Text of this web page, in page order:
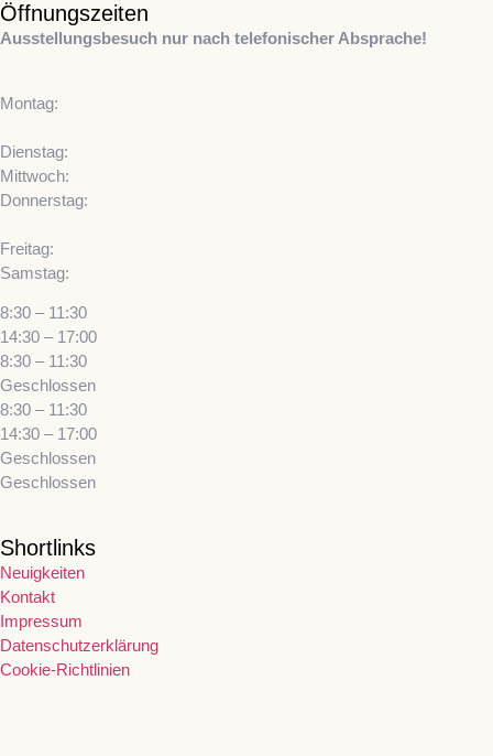
Öffnungszeiten
Ausstellungsbesuch nur nach telefonischer Absprache!
Montag:
Dienstag:
Mittwoch:
Donnerstag:
Freitag:
Samstag:
8:30 – 11:30
14:30 – 17:00
8:30 – 11:30
Geschlossen
8:30 – 11:30
14:30 – 17:00
Geschlossen
Geschlossen
Shortlinks
Neuigkeiten
Kontakt
Impressum
Datenschutzerklärung
Cookie-Richtlinien